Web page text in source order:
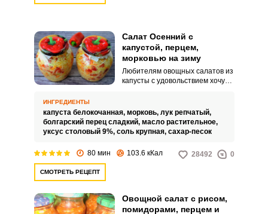
Салат Осенний с
капустой, перцем,
морковью на зиму
Любителям овощных салатов из
капусты с удовольствием хочу
капустой, перцем, морковью на
зиму. Ароматный сочный салат
хорошо хранится, отлично
блюдам и станет
замечательным вариантом для
ИНГРЕДИЕНТЫ
капуста белокочанная, морковь, лук репчатый,
болгарский перец сладкий, масло растительное,
уксус столовый 9%, соль крупная, сахар-песок
80 мин 103.6 кКал 28492 0
СМОТРЕТЬ РЕЦЕПТ
Овощной салат с рисом,
помидорами, перцем и
ВХОД НА САЙТ РЕГИСТРАЦИЯ
Войдите
с помощью социальных сетей: